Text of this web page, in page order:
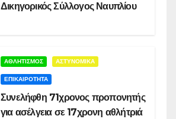
Δικηγορικός Σύλλογος Ναυπλίου
ΑΘΛΗΤΙΣΜΟΣ ΑΣΤΥΝΟΜΙΚΑ
ΕΠΙΚΑΙΡΟΤΗΤΑ
Συνελήφθη 71χρονος προπονητής
για ασέλγεια σε 17χρονη αθλήτριά